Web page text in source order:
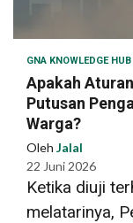
GNA KNOWLEDGE HUB
Apakah
Putusan
Warga?
Oleh Jalal
22 Juni 2026
Ketika diuji
melatarinya,